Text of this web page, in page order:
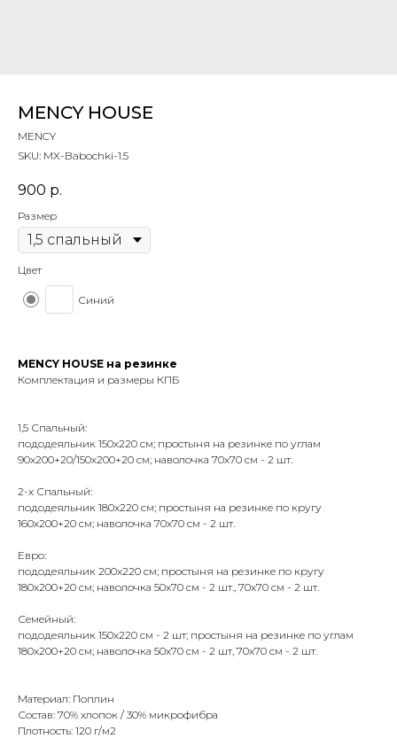
MENCY HOUSE
MENCY
SKU: MX-Babochki-1.5
900 р.
Размер
Цвет
Синий
MENCY HOUSE на резинке
Комплектация и размеры КПБ
1,5 Спальный:
пододеяльник 150х220 см; простыня на резинке по углам
90х200+20/150х200+20 см; наволочка 70х70 см - 2 шт.
2-х Спальный:
пододеяльник 180х220 см; простыня на резинке по кругу
160х200+20 см; наволочка 70х70 см - 2 шт.
Евро:
пододеяльник 200х220 см; простыня на резинке по кругу
180х200+20 см; наволочка 50х70 см - 2 шт., 70х70 см - 2 шт.
Семейный:
пододеяльник 150х220 см - 2 шт; простыня на резинке по углам
180х200+20 см; наволочка 50х70 см - 2 шт, 70х70 см - 2 шт.
Материал: Поплин
Состав: 70% хлопок / 30% микрофибра
Плотность: 120 г/м2